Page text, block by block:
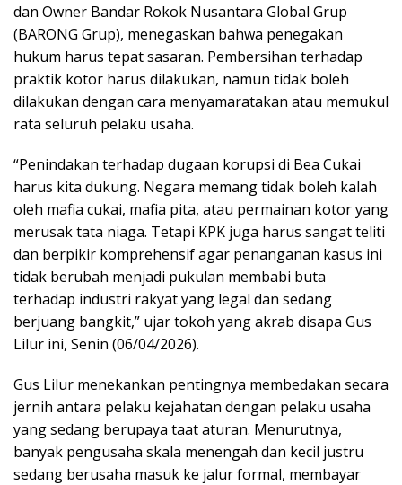
dan Owner Bandar Rokok Nusantara Global Grup
(BARONG Grup), menegaskan bahwa penegakan
hukum harus tepat sasaran. Pembersihan terhadap
praktik kotor harus dilakukan, namun tidak boleh
dilakukan dengan cara menyamaratakan atau memukul
rata seluruh pelaku usaha.
“Penindakan terhadap dugaan korupsi di Bea Cukai
harus kita dukung. Negara memang tidak boleh kalah
oleh mafia cukai, mafia pita, atau permainan kotor yang
merusak tata niaga. Tetapi KPK juga harus sangat teliti
dan berpikir komprehensif agar penanganan kasus ini
tidak berubah menjadi pukulan membabi buta
terhadap industri rakyat yang legal dan sedang
berjuang bangkit,” ujar tokoh yang akrab disapa Gus
Lilur ini, Senin (06/04/2026).
Gus Lilur menekankan pentingnya membedakan secara
jernih antara pelaku kejahatan dengan pelaku usaha
yang sedang berupaya taat aturan. Menurutnya,
banyak pengusaha skala menengah dan kecil justru
sedang berusaha masuk ke jalur formal, membayar